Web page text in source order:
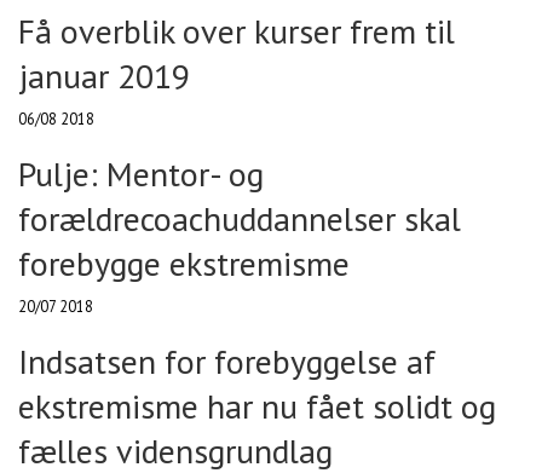
Få overblik over kurser frem til
januar 2019
06/08 2018
Pulje: Mentor- og
forældrecoachuddannelser skal
forebygge ekstremisme
20/07 2018
Indsatsen for forebyggelse af
ekstremisme har nu fået solidt og
fælles vidensgrundlag